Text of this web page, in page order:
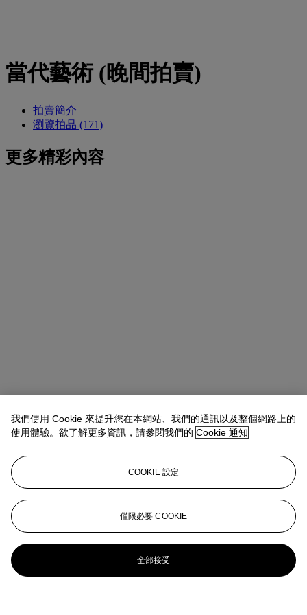
當代藝術 (晚間拍賣)
拍賣簡介
瀏覽拍品 (171)
更多精彩內容
我們使用 Cookie 來提升您在本網站、我們的通訊以及整個網路上的
使用體驗。欲了解更多資訊，請參閱我們的 Cookie 通知
COOKIE 設定
僅限必要 COOKIE
全部接受